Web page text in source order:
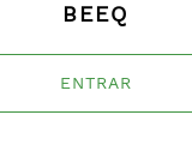
BEEQ
ENTRAR